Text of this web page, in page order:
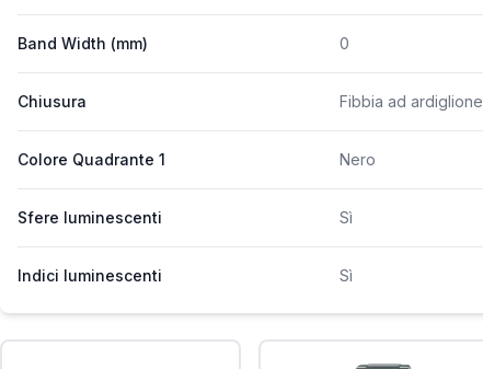
Band Width (mm) 0
Chiusura Fibbia ad ardiglione
Colore Quadrante 1 Nero
Sfere luminescenti Sì
Indici luminescenti Sì